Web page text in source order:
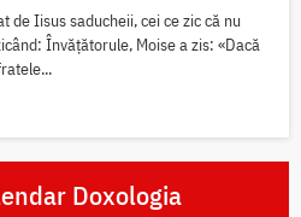
de Iisus saducheii, cei ce zic că nu
Învățătorule, Moise a zis: «Dacă
Doxologia